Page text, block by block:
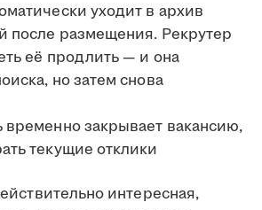
уходит в архив
после размещения. Рекрутер
её продлить — и она
но затем снова
временно закрывает вакансию,
текущие отклики
интересная,